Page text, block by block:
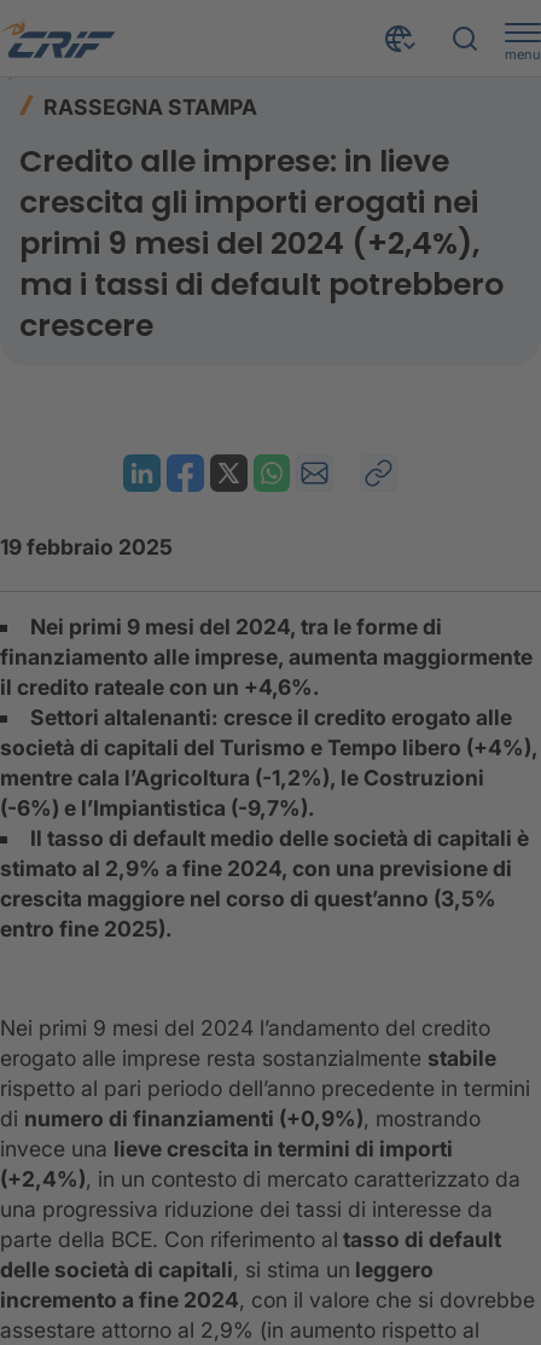
menu
RASSEGNA STAMPA
Credito alle imprese: in lieve
crescita gli importi erogati nei
primi 9 mesi del 2024 (+2,4%),
ma i tassi di default potrebbero
crescere
19 febbraio 2025
Nei primi 9 mesi del 2024, tra le forme di
finanziamento alle imprese, aumenta maggiormente
il credito rateale con un +4,6%.
Settori altalenanti: cresce il credito erogato alle
società di capitali del Turismo e Tempo libero (+4%),
mentre cala l’Agricoltura (-1,2%), le Costruzioni
(-6%) e l’Impiantistica (-9,7%).
Il tasso di default medio delle società di capitali è
stimato al 2,9% a fine 2024, con una previsione di
crescita maggiore nel corso di quest’anno (3,5%
entro fine 2025).
Nei primi 9 mesi del 2024 l’andamento del credito
erogato alle imprese resta sostanzialmente stabile
rispetto al pari periodo dell’anno precedente in termini
di numero di finanziamenti (+0,9%), mostrando
invece una lieve crescita in termini di importi
(+2,4%), in un contesto di mercato caratterizzato da
una progressiva riduzione dei tassi di interesse da
parte della BCE. Con riferimento al tasso di default
delle società di capitali, si stima un leggero
incremento a fine 2024, con il valore che si dovrebbe
assestare attorno al 2,9% (in aumento rispetto al